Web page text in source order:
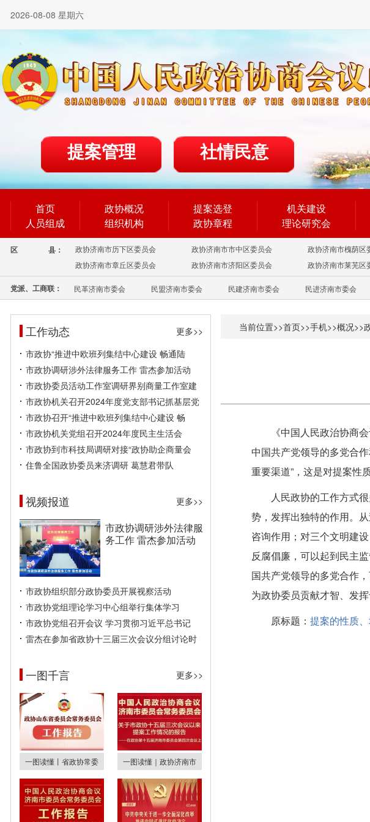
2026-08-08 星期六
提案管理 社情民意
首页
人员组成
政协概况
组织机构
提案选登
政协章程
机关建设
理论研究会
区 县： 政协济南市历下区委员会 政协济南市市中区委员会 政协济南市槐荫区
政协济南市章丘区委员会
政协济南市济阳区委员会 政协济南市莱芜区
党派、工商联： 民革济南市委会 民盟济南市委会 民建济南市委会 民进济南市委会
工作动态
更多>>
市政协“推进中欧班列集结中心建设 畅通陆
市政协调研涉外法律服务工作 雷杰参加活动
市政协委员活动工作室调研界别商量工作室建
市政协机关召开2024年度党支部书记抓基层党
市政协召开“推进中欧班列集结中心建设 畅
市政协机关党组召开2024年度民主生活会
市政协到市科技局调研对接“政协助企商量会
住鲁全国政协委员来济调研 葛慧君带队
视频报道 更多>>
市政协调研涉外法律服
务工作 雷杰参加活动
市政协组织部分政协委员开展视察活动
市政协党组理论学习中心组举行集体学习
市政协党组召开会议 学习贯彻习近平总书记
雷杰在参加省政协十三届三次会议分组讨论时
一图千言 更多>>
一图读懂丨省政协常委 一图读懂｜政协济南市
当前位置>>首页>>手机>>概况>>
《中国人民政治协商
中国共产党领导的多党合
重要渠道”，这是对提案性
人民政协的工作方式
势，发挥出独特的作用。
咨询作用；对三个文明建
反腐倡廉，可以起到民主
国共产党领导的多党合作
为政协委员贡献才智、发
原标题： 提案的性质